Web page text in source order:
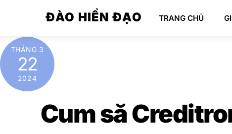
ĐÀO HIỀN ĐẠO TRANG CHỦ
THÁNG 3
22
2024
Cum să